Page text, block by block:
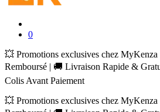
0
💥 Promotions exclusives chez MyKenza
Remboursé | 🚚 Livraison Rapide &
Colis Avant Paiement
💥 Promotions exclusives chez MyKenza